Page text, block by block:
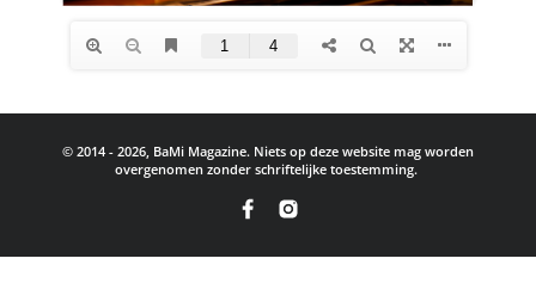
© 2014 - 2026, BaMi Magazine. Niets op deze website mag worden
overgenomen zonder schriftelijke toestemming.